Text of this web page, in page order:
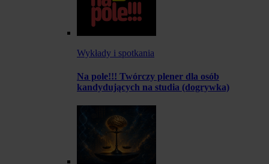
Wykłady i spotkania
Na pole!!! Twórczy plener dla osób
kandydujących na studia (dogrywka)